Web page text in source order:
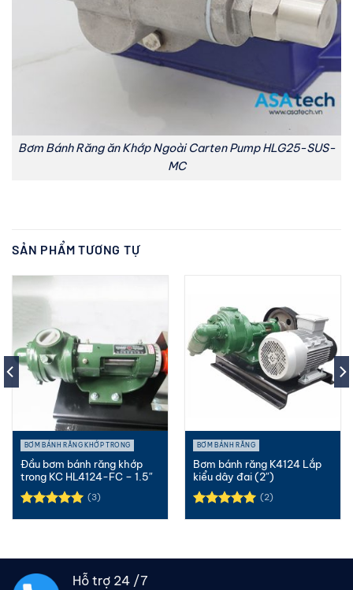
Bơm Bánh Răng ăn Khớp Ngoài Carten Pump HLG25-SUS-
MC
SẢN PHẨM TƯƠNG TỰ
BƠM BÁNH RĂNG KHỚP TRONG
Đầu bơm bánh răng khớp
trong KC HL4124-FC – 1.5″
(3)
BƠM BÁNH RĂNG
Bơm bánh răng K4124 Lắp
kiểu dây đai (2″)
(2)
Hỗ trợ 24 /7